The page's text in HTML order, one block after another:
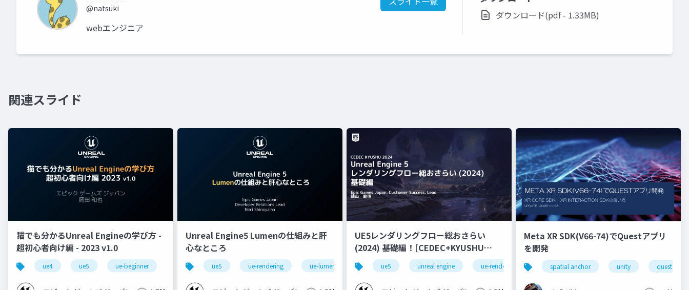
@natsuki
webエンジニア
ダウンロード(pdf - 1.33MB)
関連スライド
猫でも分かるUnreal Engineの学び方 -
超初心者向け編 - 2023 v1.0
ue4 ue5 ue-beginner
Unreal Engine5 Lumenの仕組みと肝
心なところ
ue5 ue-rendering ue-lumen
UE5レンダリングフロー総おさらい
(2024) 基礎編！[CEDEC+KYUSHU
2024] ue5 unreal engine ue-rendering
Meta XR SDK(V66-74)でQuestアプリ
を開発
spatial anchor unity quest pro